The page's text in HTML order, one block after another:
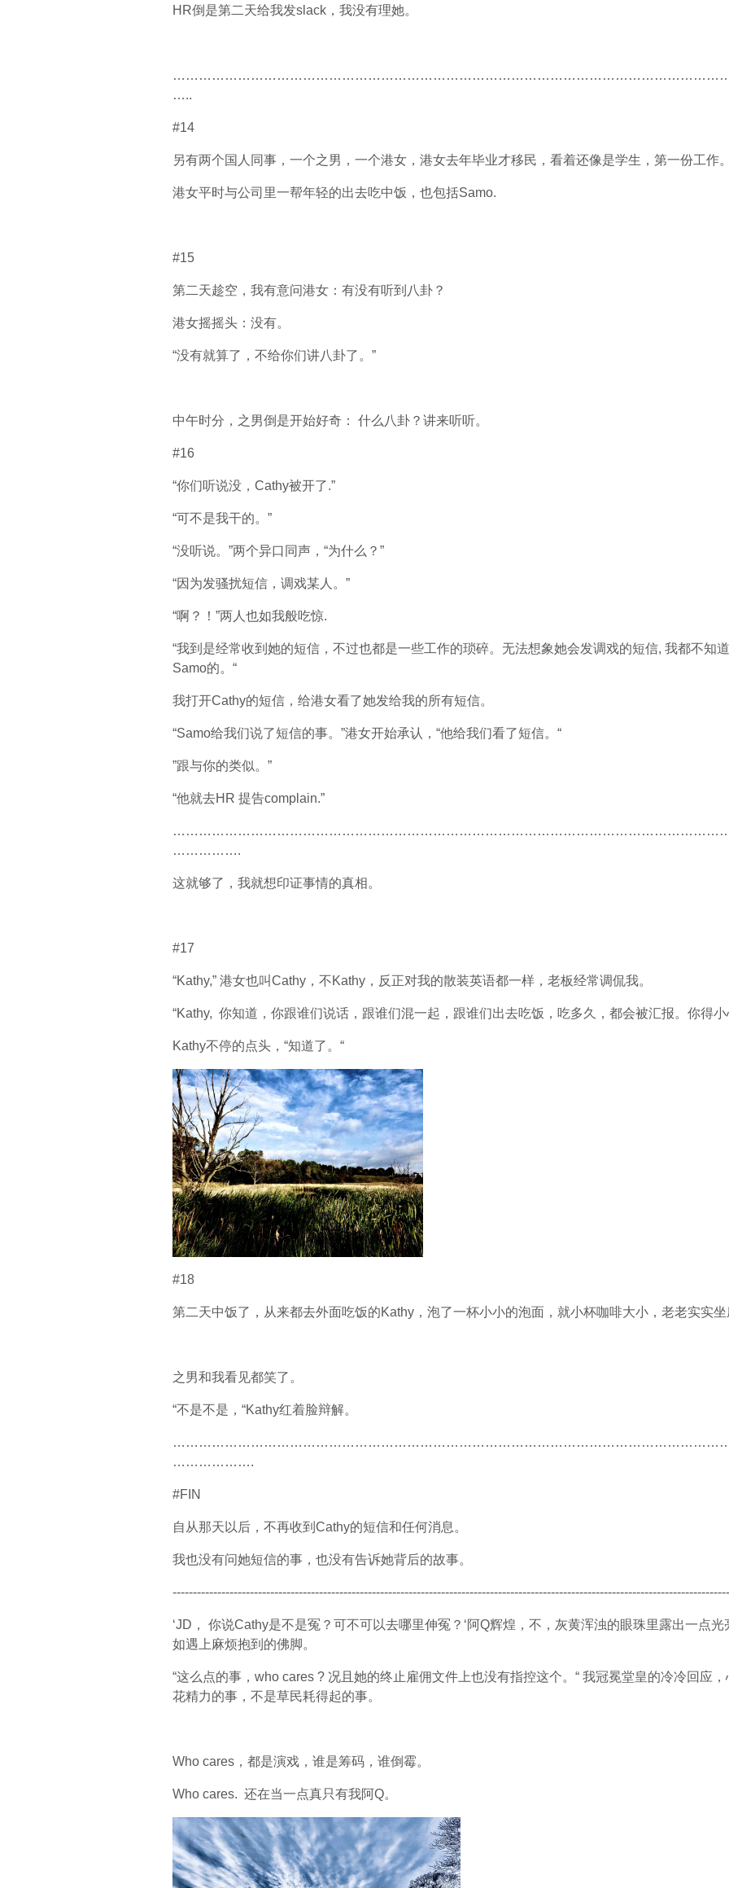
HR倒是第二天给我发slack，我没有理她。
…..
#14
另有两个国人同事，一个之男，一个港女，港女去年毕业才移民，看着还像是学生，第一份工作。
港女平时与公司里一帮年轻的出去吃中饭，也包括Samo.
#15
第二天趁空，我有意问港女：有没有听到八卦？
港女摇摇头：没有。
“没有就算了，不给你们讲八卦了。”
中午时分，之男倒是开始好奇： 什么八卦？讲来听听。
#16
“你们听说没，Cathy被开了.”
“可不是我干的。”
“没听说。”两个异口同声，“为什么？”
“因为发骚扰短信，调戏某人。”
“啊？！”两人也如我般吃惊.
“我到是经常收到她的短信，不过也都是一些工作的琐碎。无法想象她会发调戏的短信, 我都不知
Samo的。“
我打开Cathy的短信，给港女看了她发给我的所有短信。
“Samo给我们说了短信的事。”港女开始承认，“他给我们看了短信。“
”跟与你的类似。”
“他就去HR 提告complain.”
…………….
这就够了，我就想印证事情的真相。
#17
“Kathy,” 港女也叫Cathy，不Kathy，反正对我的散装英语都一样，老板经常调侃我。
“Kathy, 你知道，你跟谁们说话，跟谁们混一起，跟谁们出去吃饭，吃多久，都会被汇报。你得小
Kathy不停的点头，“知道了。“
#18
第二天中饭了，从来都去外面吃饭的Kathy，泡了一杯小小的泡面，就小杯咖啡大小，老老实实坐
之男和我看见都笑了。
“不是不是，“Kathy红着脸辩解。
……………….
#FIN
自从那天以后，不再收到Cathy的短信和任何消息。
我也没有问她短信的事，也没有告诉她背后的故事。
‘JD， 你说Cathy是不是冤？可不可以去哪里伸冤？‘阿Q辉煌，不，灰黄浑浊的眼珠里露出一点
如遇上麻烦抱到的佛脚。
“这么点的事，who cares ? 况且她的终止雇佣文件上也没有指控这个。“ 我冠冕堂皇的冷冷回应
花精力的事，不是草民耗得起的事。
Who cares，都是演戏，谁是筹码，谁倒霉。
Who cares. 还在当一点真只有我阿Q。